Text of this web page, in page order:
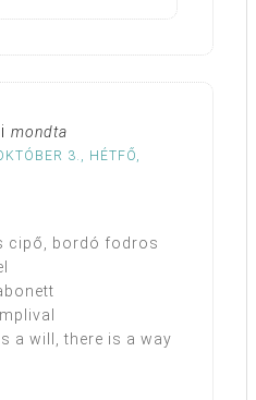
mondta
3., HÉTFŐ,
cipő, bordó fodros
a will, there is a way